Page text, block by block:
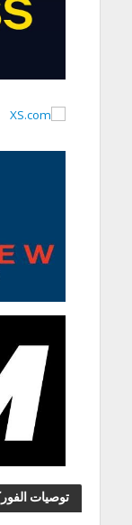
توصيات